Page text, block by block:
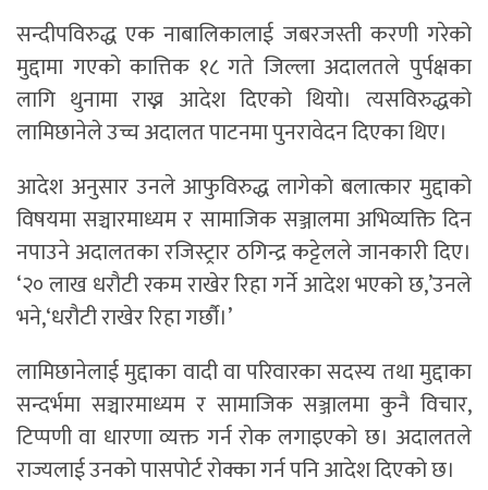
सन्दीपविरुद्ध एक नाबालिकालाई जबरजस्ती करणी गरेको
मुद्दामा गएको कात्तिक १८ गते जिल्ला अदालतले पुर्पक्षका
लागि थुनामा राख्न आदेश दिएको थियो। त्यसविरुद्धको
लामिछानेले उच्च अदालत पाटनमा पुनरावेदन दिएका थिए।
आदेश अनुसार उनले आफुविरुद्ध लागेको बलात्कार मुद्दाको
विषयमा सञ्चारमाध्यम र सामाजिक सञ्जालमा अभिव्यक्ति दिन
नपाउने अदालतका रजिस्ट्रार ठगिन्द्र कट्टेलले जानकारी दिए।
‘२० लाख धरौटी रकम राखेर रिहा गर्ने आदेश भएको छ,’उनले
भने,‘धरौटी राखेर रिहा गर्छौ।’
लामिछानेलाई मुद्दाका वादी वा परिवारका सदस्य तथा मुद्दाका
सन्दर्भमा सञ्चारमाध्यम र सामाजिक सञ्जालमा कुनै विचार,
टिप्पणी वा धारणा व्यक्त गर्न रोक लगाइएको छ। अदालतले
राज्यलाई उनको पासपोर्ट रोक्का गर्न पनि आदेश दिएको छ।